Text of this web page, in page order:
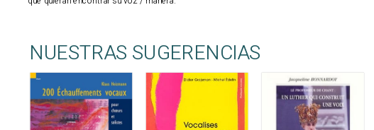
NUESTRAS SUGERENCIAS